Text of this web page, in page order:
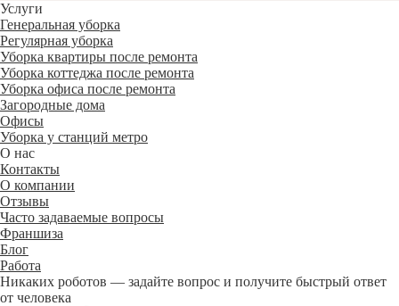
Услуги
Генеральная уборка
Регулярная уборка
Уборка квартиры после ремонта
Уборка коттеджа после ремонта
Уборка офиса после ремонта
Загородные дома
Офисы
Уборка у станций метро
О нас
Контакты
О компании
Отзывы
Часто задаваемые вопросы
Франшиза
Блог
Работа
Никаких роботов — задайте вопрос и получите быстрый ответ
от человека